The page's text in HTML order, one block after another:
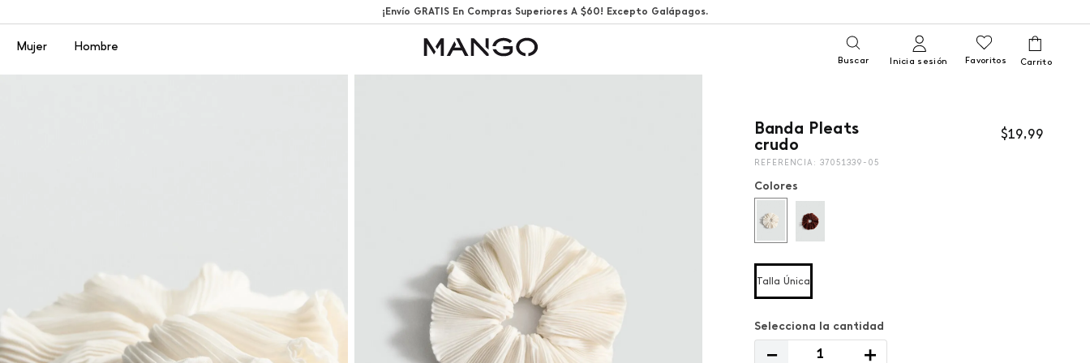
¡Envío GRATIS En Compras Superiores A $60! Excepto Galápagos.
Menú
Mujer Hombre
Buscar Inicia sesión Favoritos
Banda Pleats
crudo
$19,99
REFERENCIA : 37051339-05
Colores
Talla Única
＋
－